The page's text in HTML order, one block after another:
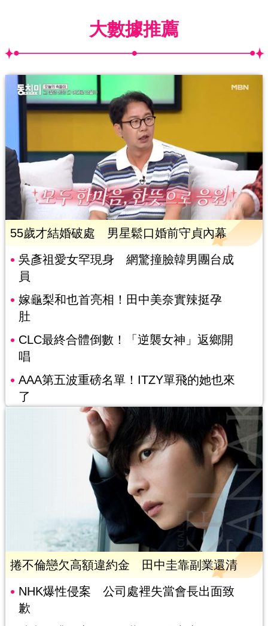
大數據推薦
55歲才結婚破處 男星鬆口婚前守貞內幕
吳彥祖愛女罕現身 網驚撞臉韓男團台成
員
嫁龜梨和也首亮相！田中美奈實辣挺孕
肚
CLC最終合體倒數！「逆襲女神」返鄉開
唱
AAA第五波重磅名單！ITZY單飛的她也來
了
捲不倫戀欠高額違約金 田中圭靠副業還清
NHK爆性侵案 公司處裡失當會長出面致
歉